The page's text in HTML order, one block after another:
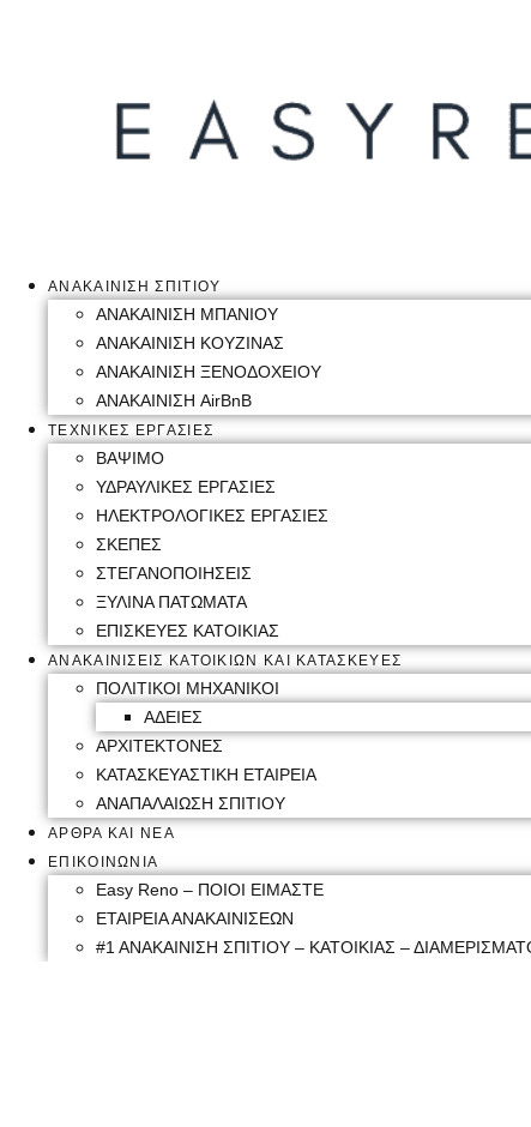
ΑΝΑΚΑΙΝΙΣΗ ΣΠΙΤΙΟΥ
ΑΝΑΚΑΙΝΙΣΗ ΜΠΑΝΙΟΥ
ΑΝΑΚΑΙΝΙΣΗ ΚΟΥΖΙΝΑΣ
ΑΝΑΚΑΙΝΙΣΗ ΞΕΝΟΔΟΧΕΙΟΥ
ΑΝΑΚΑΙΝΙΣΗ AirBnB
ΤΕΧΝΙΚΕΣ ΕΡΓΑΣΙΕΣ
ΒΑΨΙΜΟ
ΥΔΡΑΥΛΙΚΕΣ ΕΡΓΑΣΙΕΣ
ΗΛΕΚΤΡΟΛΟΓΙΚΕΣ ΕΡΓΑΣΙΕΣ
ΣΚΕΠΕΣ
ΣΤΕΓΑΝΟΠΟΙΗΣΕΙΣ
ΞΥΛΙΝΑ ΠΑΤΩΜΑΤΑ
ΕΠΙΣΚΕΥΕΣ ΚΑΤΟΙΚΙΑΣ
ΑΝΑΚΑΙΝΙΣΕΙΣ ΚΑΤΟΙΚΙΩΝ ΚΑΙ ΚΑΤΑΣΚΕΥΕΣ
ΠΟΛΙΤΙΚΟΙ ΜΗΧΑΝΙΚΟΙ
ΑΔΕΙΕΣ
ΑΡΧΙΤΕΚΤΟΝΕΣ
ΚΑΤΑΣΚΕΥΑΣΤΙΚΗ ΕΤΑΙΡΕΙΑ
ΑΝΑΠΑΛΑΙΩΣΗ ΣΠΙΤΙΟΥ
ΑΡΘΡΑ ΚΑΙ ΝΕΑ
ΕΠΙΚΟΙΝΩΝΙΑ
Easy Reno – ΠΟΙΟΙ ΕΙΜΑΣΤΕ
ΕΤΑΙΡΕΙΑ ΑΝΑΚΑΙΝΙΣΕΩΝ
#1 ΑΝΑΚΑΙΝΙΣΗ ΣΠΙΤΙΟΥ – ΚΑΤΟΙΚΙΑΣ –